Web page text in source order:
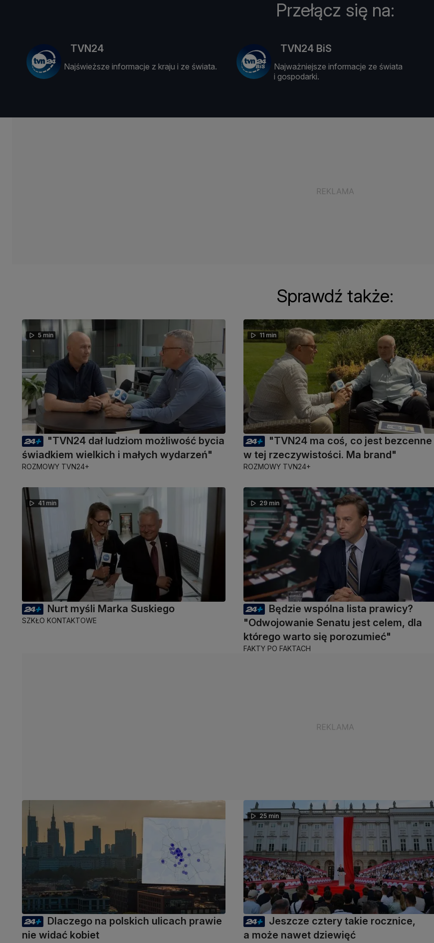
Przełącz się na:
TVN24
Najświeższe informacje z kraju i ze świata.
TVN24 BiS
Najważniejsze informacje ze świata
i gospodarki.
Sprawdź także:
5 min
"TVN24 dał ludziom możliwość bycia
świadkiem wielkich i małych wydarzeń"
ROZMOWY TVN24+
11 min
"TVN24 ma coś, co jest bezcenne
w tej rzeczywistości. Ma brand"
ROZMOWY TVN24+
41 min
Nurt myśli Marka Suskiego
SZKŁO KONTAKTOWE
29 min
Będzie wspólna lista prawicy?
"Odwojowanie Senatu jest celem, dla
którego warto się porozumieć"
FAKTY PO FAKTACH
Dlaczego na polskich ulicach prawie
nie widać kobiet
25 min
Jeszcze cztery takie rocznice,
a może nawet dziewięć